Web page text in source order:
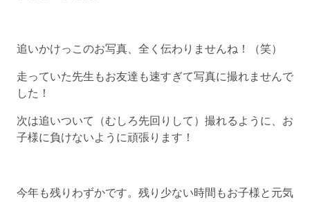
追いかけっこのお写真、全く伝わりませんね！（笑）
走っていた先生もお友達も速すぎて写真に撮れませんで
した！
次は追いついて（むしろ先回りして）撮れるように、お
子様に負けないように頑張ります！
今年も残りわずかです。残り少ない時間もお子様と元気